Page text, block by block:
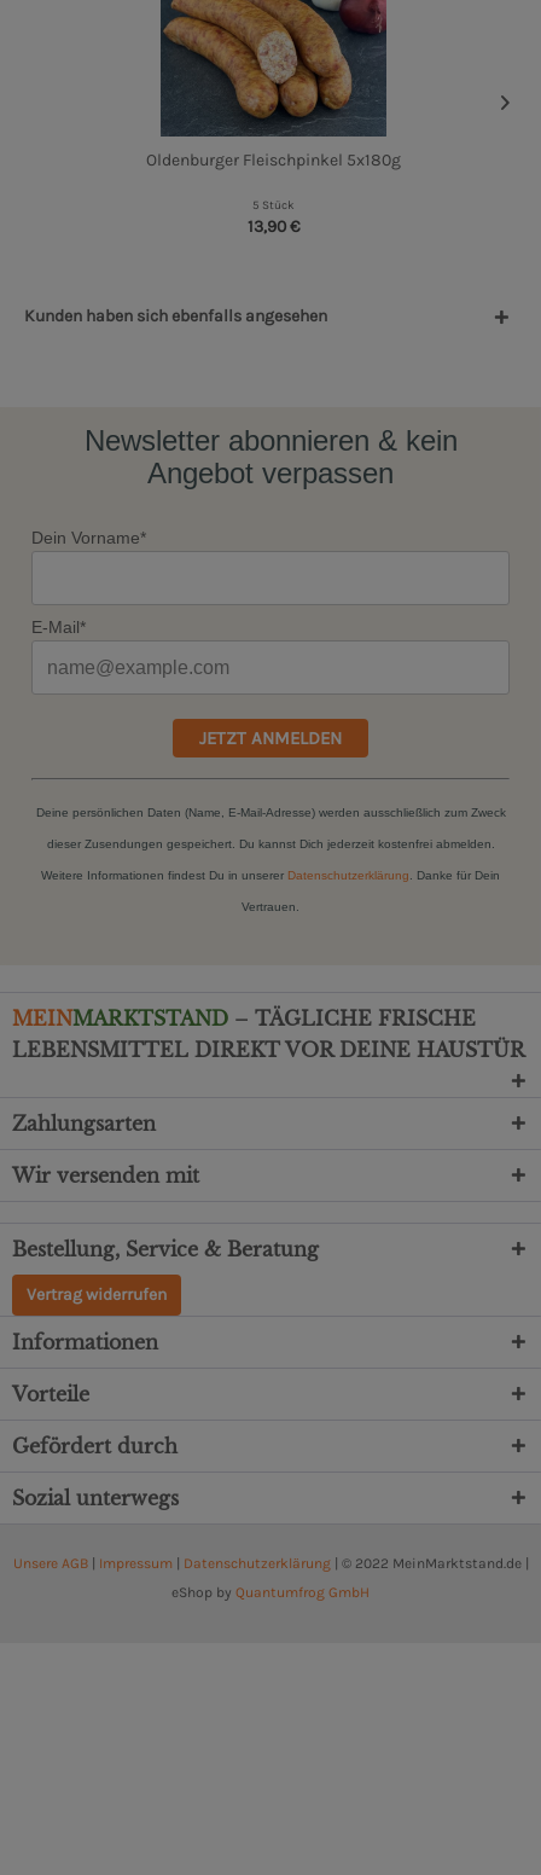
Oldenburger Fleischpinkel 5x180g
5 Stück
13,90 €
Kunden haben sich ebenfalls angesehen
Newsletter abonnieren & kein
Angebot verpassen
Dein Vorname*
E-Mail*
JETZT ANMELDEN
Deine persönlichen Daten (Name, E-Mail-Adresse) werden ausschließlich zum Zweck
dieser Zusendungen gespeichert. Du kannst Dich jederzeit kostenfrei abmelden.
Weitere Informationen findest Du in unserer Datenschutzerklärung . Danke für Dein
Vertrauen.
MEINMARKTSTAND – TÄGLICHE FRISCHE
LEBENSMITTEL DIREKT VOR DEINE HAUSTÜR
Zahlungsarten
Wir versenden mit
Bestellung, Service & Beratung
Vertrag widerrufen
Informationen
Vorteile
Gefördert durch
Sozial unterwegs
Unsere AGB| Impressum Datenschutzerklärung| © 2022 MeinMarktstand.de |
eShop by Quantumfrog GmbH